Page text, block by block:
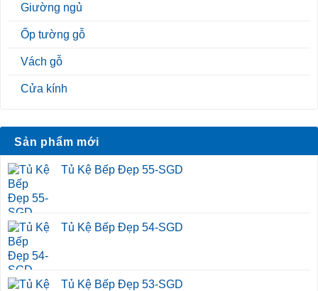
Giường ngủ
Ốp tường gỗ
Vách gỗ
Cửa kính
Sản phẩm mới
Tủ Kệ Bếp Đẹp 55-SGD
Tủ Kệ Bếp Đẹp 54-SGD
Tủ Kệ Bếp Đẹp 53-SGD